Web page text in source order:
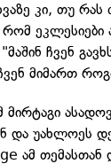
კი, თუ
რომ
ჩვენ
მიმართ
და უახლოეს
ამ თემასთან